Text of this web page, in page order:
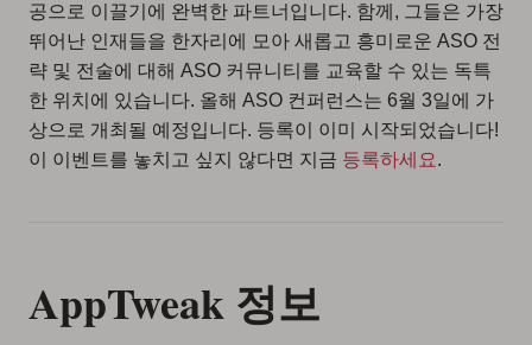
공으로 이끌기에 완벽한 파트너입니다. 함께, 그들은 가장
뛰어난 인재들을 한자리에 모아 새롭고 흥미로운 ASO 전
략 및 전술에 대해 ASO 커뮤니티를 교육할 수 있는 독특
한 위치에 있습니다. 올해 ASO 컨퍼런스는 6월 3일에 가
상으로 개최될 예정입니다. 등록이 이미 시작되었습니다!
이 이벤트를 놓치고 싶지 않다면 지금 등록하세요.
AppTweak 정보